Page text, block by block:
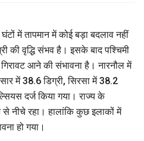
में तापमान में कोई बड़ा बदलाव नहीं
की वृद्धि संभव है। इसके बाद पश्चिमी
आने की संभावना है। नारनौल में
में 38.6 डिग्री, सिरसा में 38.2
दर्ज किया गया। राज्य के
से नीचे रहा। हालांकि कुछ इलाकों में
हो गया।